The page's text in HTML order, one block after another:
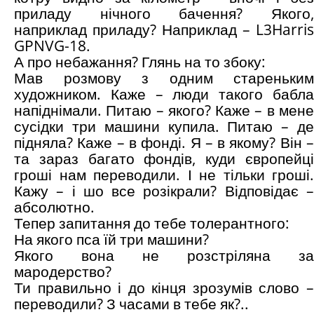
приладу нічного бачення? Якого,
наприклад приладу? Наприклад – L3Harris
GPNVG-18.
А про небажання? Глянь на то збоку:
Мав розмову з одним стареньким
художником. Каже – люди такого бабла
напіднімали. Питаю – якого? Каже – в мене
сусідки три машини купила. Питаю – де
підняла? Каже – в фонді. Я – в якому? Він –
та зараз багато фондів, куди європейці
гроші нам переводили. І не тільки гроші.
Кажу – і шо все розікрали? Відповідає –
абсолютно.
Тепер запитання до тебе толерантного:
На якого пса їй три машини?
Якого вона не розстріляна за
мародерство?
Ти правильно і до кінця зрозумів слово –
переводили? З часами в тебе як?..